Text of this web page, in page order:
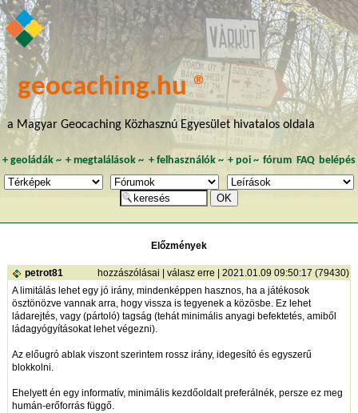
geocaching.hu ®
a Magyar Geocaching Közhasznú Egyesület hivatalos oldala
+ geoládák~ +megtalálások ~ + felhasználók~ + poi~ fórum FAQ belépés
Előzmények
petrot81 hozzászólásai válasz erre | 2021.01.09 09:50:17 (79430)
A limitálás lehet egy jó irány, mindenképpen hasznos, ha a játékosok
ösztönözve vannak arra, hogy vissza is tegyenek a közösbe. Ez lehet
ládarejtés, vagy (pártoló) tagság (tehát minimális anyagi befektetés, amiből
ládagyógyításokat lehet végezni).
Az előugró ablak viszont szerintem rossz irány, idegesító és egyszerű
blokkolni.
Ehelyett én egy informatív, minimális kezdőoldalt preferálnék, persze ez meg
humán-erőforrás függő.